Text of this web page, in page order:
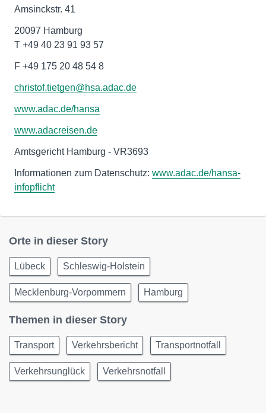
Amsinckstr. 41
20097 Hamburg
T +49 40 23 91 93 57
F +49 175 20 48 54 8
christof.tietgen@hsa.adac.de
www.adac.de/hansa
www.adacreisen.de
Amtsgericht Hamburg - VR3693
Informationen zum Datenschutz: www.adac.de/hansa-
infopflicht
Orte in dieser Story
Lübeck Schleswig-Holstein
Mecklenburg-Vorpommern Hamburg
Themen in dieser Story
Transport Verkehrsbericht Transportnotfall
Verkehrsunglück Verkehrsnotfall